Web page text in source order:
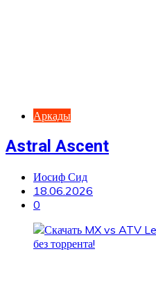
Аркады
Astral Ascent
Иосиф Сид
18.06.2026
0